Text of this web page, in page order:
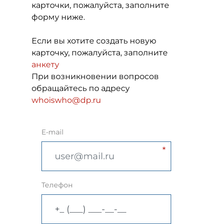
карточки, пожалуйста, заполните
форму ниже.
Если вы хотите создать новую
карточку, пожалуйста, заполните
анкету
При возникновении вопросов
обращайтесь по адресу
whoiswho@dp.ru
E-mail
Телефон